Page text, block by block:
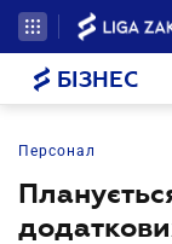
БІЗНЕС
Персонал